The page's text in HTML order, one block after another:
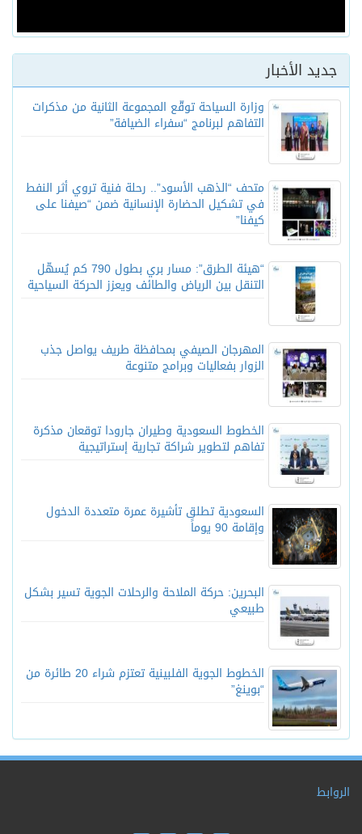
جديد الأخبار
وزارة السياحة توقّع المجموعة الثانية من مذكرات
التفاهم لبرنامج “سفراء الضيافة”
متحف “الذهب الأسود”.. رحلة فنية تروي أثر النفط
في تشكيل الحضارة الإنسانية ضمن “صيفنا على
كيفنا”
“هيئة الطرق”: مسار بري بطول 790 كم يُسهّل
التنقل بين الرياض والطائف ويعزز الحركة السياحية
المهرجان الصيفي بمحافظة طريف يواصل جذب
الزوار بفعاليات وبرامج متنوعة
الخطوط السعودية وطيران جارودا توقعان مذكرة
تفاهم لتطوير شراكة تجارية إستراتيجية
السعودية تطلق تأشيرة عمرة متعددة الدخول
وإقامة 90 يوماً
البحرين: حركة الملاحة والرحلات الجوية تسير بشكل
طبيعي
الخطوط الجوية الفلبينية تعتزم شراء 20 طائرة من
“بوينغ”
الروابط